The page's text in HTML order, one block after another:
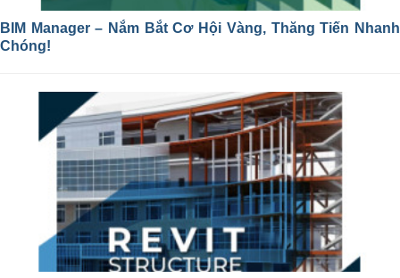
BIM Manager – Nắm Bắt Cơ Hội Vàng, Thăng Tiến Nhanh
Chóng!